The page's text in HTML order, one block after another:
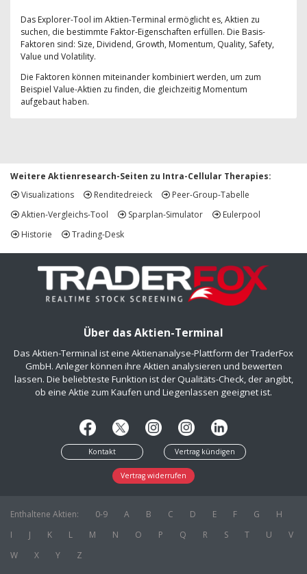
Das Explorer-Tool im Aktien-Terminal ermöglicht es, Aktien zu
suchen, die bestimmte Faktor-Eigenschaften erfüllen. Die Basis-
Faktoren sind: Size, Dividend, Growth, Momentum, Quality, Safety,
Value und Volatility.
Die Faktoren können miteinander kombiniert werden, um zum
Beispiel Value-Aktien zu finden, die gleichzeitig Momentum
aufgebaut haben.
Weitere Aktienresearch-Seiten zu Intra-Cellular Therapies:
Visualizations
Renditedreieck
Peer-Group-Tabelle
Aktien-Vergleichs-Tool
Sparplan-Simulator
Eulerpool
Historie
Trading-Desk
Über das Aktien-Terminal
Das Aktien-Terminal ist eine Aktienanalyse-Plattform der TraderFox
GmbH. Anleger können ihre Aktien analysieren und bewerten
lassen. Die beliebteste Funktion ist der Qualitäts-Check, der angibt,
ob eine Aktie zum Kaufen und Liegenlassen geeignet ist.
Kontakt Vertrag kündigen
Vertrag widerrufen
Enthaltene Aktien: 0-9 A B C D E F G
H
I
J K L M N O P Q R S T U
V
W
X Y Z